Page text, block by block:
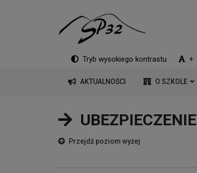
Tryb wysokiego kontrastu +
AKTUALNOŚCI O SZKOLE
UBEZPIECZENIE
Przejdź poziom wyżej